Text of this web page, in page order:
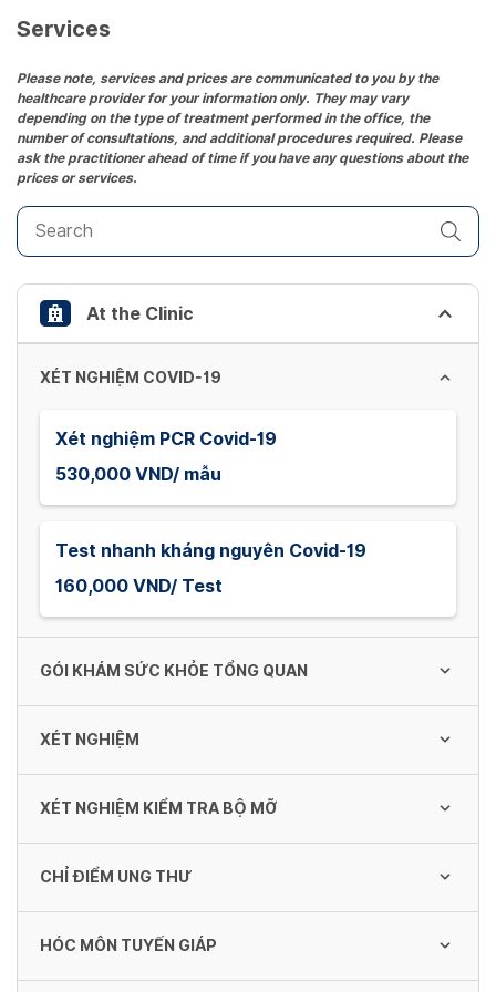
date.
the
question
mark
key
to
get
the
keyboard
shortcuts
for
changing
dates.
Services
Please note, services and prices are communicated to you by the
healthcare provider for your information only. They may vary
depending on the type of treatment performed in the office, the
number of consultations, and additional procedures required. Please
ask the practitioner ahead of time if you have any questions about the
prices or services.
At the Clinic
XÉT NGHIỆM COVID-19
Xét nghiệm PCR Covid-19
530,000 VND/ mẫu
Test nhanh kháng nguyên Covid-19
160,000 VND/ Test
GÓI KHÁM SỨC KHỎE TỔNG QUAN
Khám tổng quan
Chuẩn đoán hình ảnh
Nước tiểu toàn phần
XÉT NGHIỆM
Kiểm tra tiểu đường
Kiểm tra gout
XÉT NGHIỆM KIỂM TRA BỘ MỠ
CHỈ ĐIỂM UNG THƯ
HÓC MÔN TUYẾN GIÁP